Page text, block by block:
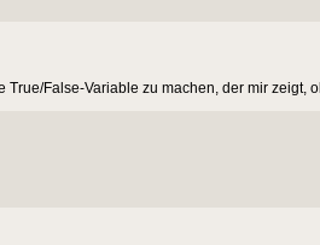
False-Variable zu machen, der mir zeigt,